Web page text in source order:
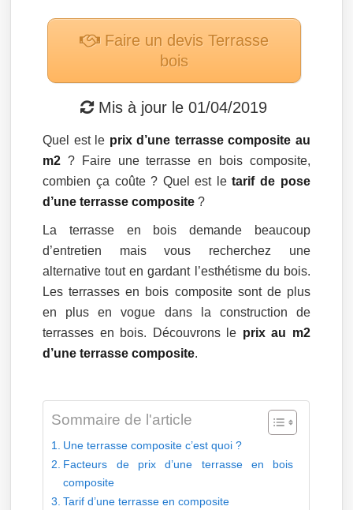
Faire un devis Terrasse
bois
Mis à jour le01/04/2019
Quel est le prix d’une terrasse composite au
m2 ? Faire une terrasse en bois composite,
combien ça coûte ? Quel est letarif de pose
d’une terrasse composite ?
La terrasse en bois demande beaucoup
d’entretien mais vous recherchez une
alternative tout en gardant l’esthétisme du bois.
Les terrasses en bois composite sont de plus
en plus en vogue dans la construction de
terrasses en bois. Découvrons le prix au m2
d’une terrasse composite.
Sommaire de l'article
Une terrasse composite c’est quoi ?
Facteurs de prix d’une terrasse en bois
composite
Tarif d’une terrasse en composite